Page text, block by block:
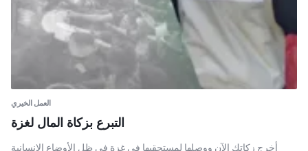
العمل الخيري
التبرع بزكاة المال لغزة
أخرج زكاتك الآن ووصلها لمستحقيها في غزة في ظل الأوضاع الإنسانية